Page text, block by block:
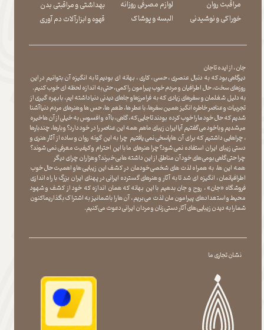
مراقبت روان
​​​​​​​خوراکی و نوشیدنی
لوازم مصرفی روزانه
​​​​​​​البسه و پوشاک
بهداشتی و مراقبتی بدن
​​​​​​​قهوه و ابزارآلات دم آوری
نشان تجاری ما
جان ، از ایده تا جان
دیرگاهی بود که به دنبال عنصری ، حسی ، کاری ، بهانه ای بودیم تا به انگیزه آن بتوانیم در این
روزهای سخت ، حال اطرافیان و مردم خوب پیرامون را کمی ، حتی به اندازه لحظه ای خوب کنیم.
به دلیل شغلمان و سفرهای زیادی که به فرامرزها و جاهای دیدنی دنیا داشته ایم، با بهره گیری از
تجربیات و عناصر خاطره انگیز همین سفرها ، با عطر ها ، طعم ها ، حس ها و هنرهای مردم دنیا آشنا
شدیم که حال خود ما را خوب کرده بودند تا جایی که، گاهی ، با آه و افسوس به خیلی از آن ها خیره
میشدیم و با خود می گفتیم آیا ایران زیبای ما هم همه این عناصر را در خود دارد؟ و بارها ، چندبارها
، چراهایی داشتیم که برای آن ها پاسخی نمی یافتیم چرا به این گونه روان و ساده از آثار هنری و
دستی زیبای ایران استفاده نمی شود؟چرا هنرهای ما با این احترام و کیفیت معرفی نمی شوند؟
چرا حتی گاهی بومی های خود آن مناطق از این داشته ها بی خبرند؟و هزاران چرای دیگر
​​​​​​​ همه این ها، به همراه لذت های شخصی خودمان در کشف این زیبایی ها و اهمیت حال خوب
اطرافیانمان ، انگیزه ای شد تا به آثار و هنرهای گسترده ایرانی در پهنای ایران بزرگ با راه اندازی
فروشگاه «جان» ، روح و جان بدهیم با این بهانه که همان اندازه که خود از کشف و شهود
محیط و استعدادهای پیرامون مان لذت می بریم ، آن ها را با شما نیز به اشتراک بگذاریماکنون
شما را به دیدن زیبایی های آثار دستی زنان و مردان ایرانی دعوت می کنیم.